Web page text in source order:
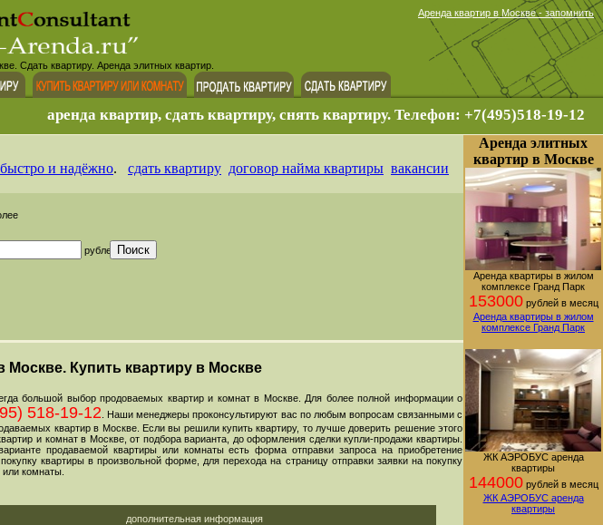
Аренда квартир в Москве - запомнить
Сдать квартиру. Аренда элитных квартир.
аренда квартир, сдать квартиру, снять квартиру. Телефон: +7(495)518-19-12
и надёжно. сдать квартиру договор найма квартиры вакансии
рублей
Москве. Купить квартиру в Москве
большой выбор продоваемых квартир и комнат в Москве. Для более полной информации о
518-19-12 . Наши менеджеры проконсультируют вас по любым вопросам связанными с
квартир в Москве. Если вы решили купить квартиру, то лучше доверить решение этого
и комнат в Москве, от подбора варианта, до оформления сделки купли-продажи квартиры.
продаваемой квартиры или комнаты есть форма отправки запроса на приобретение
квартиры в произвольной форме, для перехода на страницу отправки заявки на покупку
комнаты.
дополнительная информация
Аренда элитных
квартир в Москве
Аренда квартиры в жилом
комплексе Гранд Парк
153000рублей в месяц
Аренда квартиры в жилом
комплексе Гранд Парк
ЖК АЭРОБУС аренда
квартиры
144000рублей в месяц
ЖК АЭРОБУС аренда
квартиры